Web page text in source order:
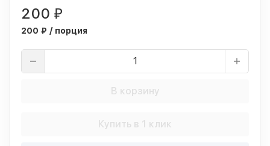
200 ₽
200 ₽ / порция
В корзину
Купить в 1 клик